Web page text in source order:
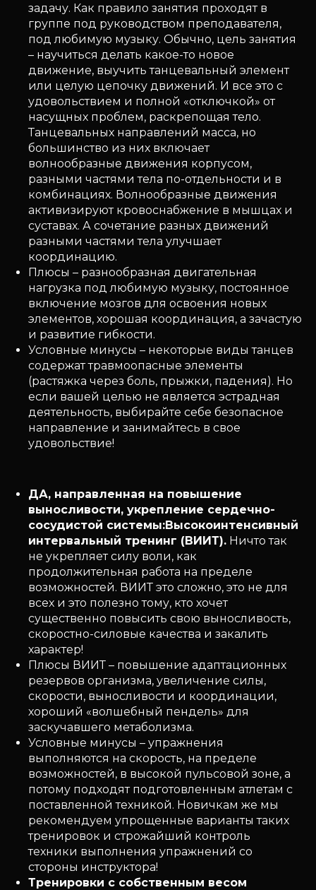
задачу. Как правило занятия проходят в
группе под руководством преподавателя,
под любимую музыку. Обычно, цель занятия
– научиться делать какое-то новое
движение, выучить танцевальный элемент
или целую цепочку движений. И все это с
удовольствием и полной «отключкой» от
насущных проблем, раскрепощая тело.
Танцевальных направлений масса, но
большинство из них включает
волнообразные движения корпусом,
разными частями тела по-отдельности и в
комбинациях. Волнообразные движения
активизируют кровоснабжение в мышцах и
суставах. А сочетание разных движений
разными частями тела улучшает
координацию.
Плюсы – разнообразная двигательная
нагрузка под любимую музыку, постоянное
включение мозгов для освоения новых
элементов, хорошая координация, а зачастую
и развитие гибкости.
Условные минусы – некоторые виды танцев
содержат травмоопасные элементы
(растяжка через боль, прыжки, падения). Но
если вашей целью не является эстрадная
деятельность, выбирайте себе безопасное
направление и занимайтесь в свое
удовольствие!
ДА, направленная на повышение
выносливости, укрепление сердечно-
сосудистой системы:Высокоинтенсивный
интервальный тренинг (ВИИТ). Ничто так
не укрепляет силу воли, как
продолжительная работа на пределе
возможностей. ВИИТ это сложно, это не для
всех и это полезно тому, кто хочет
существенно повысить свою выносливость,
скоростно-силовые качества и закалить
характер!
Плюсы ВИИТ – повышение адаптационных
резервов организма, увеличение силы,
скорости, выносливости и координации,
хороший «волшебный пендель» для
заскучавшего метаболизма.
Условные минусы – упражнения
выполняются на скорость, на пределе
возможностей, в высокой пульсовой зоне, а
потому подходят подготовленным атлетам с
поставленной техникой. Новичкам же мы
рекомендуем упрощенные варианты таких
тренировок и строжайший контроль
техники выполнения упражнений со
стороны инструктора!
Тренировки с собственным весом